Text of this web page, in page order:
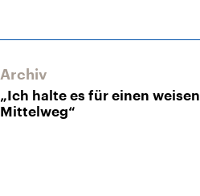
Archiv
„Ich halte es für einen weisen
Mittelweg“